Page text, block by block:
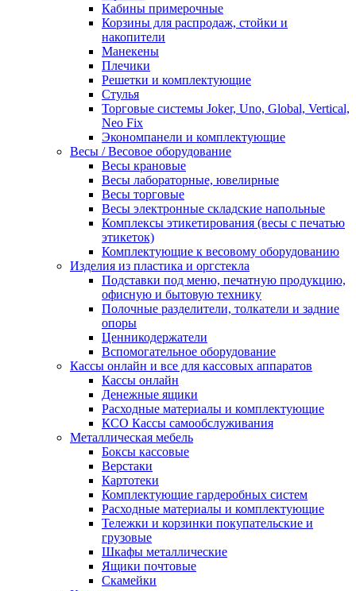
Кабины примерочные
Корзины для распродаж, стойки и
накопители
Манекены
Плечики
Решетки и комплектующие
Стулья
Торговые системы Joker, Uno, Global, Vertical,
Neo Fix
Экономпанели и комплектующие
Весы / Весовое оборудование
Весы крановые
Весы лабораторные, ювелирные
Весы торговые
Весы электронные складские напольные
Комплексы этикетирования (весы с печатью
этикеток)
Комплектующие к весовому оборудованию
Изделия из пластика и оргстекла
Подставки под меню, печатную продукцию,
офисную и бытовую технику
Полочные разделители, толкатели и задние
опоры
Ценникодержатели
Вспомогательное оборудование
Кассы онлайн и все для кассовых аппаратов
Кассы онлайн
Денежные ящики
Расходные материалы и комплектующие
КСО Кассы самообслуживания
Металлическая мебель
Боксы кассовые
Верстаки
Картотеки
Комплектующие гардеробных систем
Расходные материалы и комплектующие
Тележки и корзинки покупательские и
грузовые
Шкафы металлические
Ящики почтовые
Скамейки